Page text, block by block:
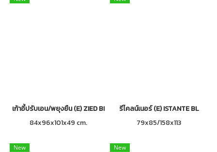
เก้าอี้ปรับเอน/พยุงยืน (E) ZIED BK
84x96x101x49 cm.
รีไคลน์เนอร์ (E) ISTANTE BL
79x85/158x113
New New